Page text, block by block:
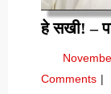
हे सखी! –
Comments